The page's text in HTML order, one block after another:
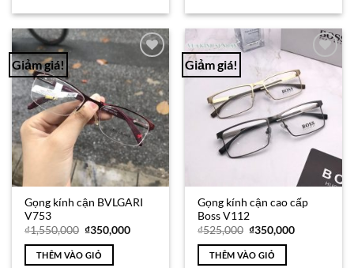
Giảm giá!
Add to
Wishlist
Gọng kính cận BVLGARI
V753
₫1,550,000 Giá
là:
₫1,550,000.
₫350,000Giá
THÊM VÀO GIỎ
Giảm giá!
Add to
Wishlist
Gọng kính cận cao cấp
Boss V112
₫525,000 Giá
là:
₫525,000.
₫350,000Giá
THÊM VÀO GIỎ